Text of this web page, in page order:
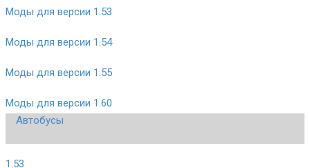
Моды для версии 1.53
Моды для версии 1.54
Моды для версии 1.55
Моды для версии 1.60
Автобусы
1.53